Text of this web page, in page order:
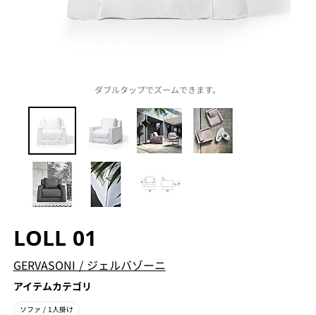
ダブルタップでズームできます。
LOLL 01
GERVASONI / ジェルバゾーニ
アイテムカテゴリ
ソファ / 1人掛け